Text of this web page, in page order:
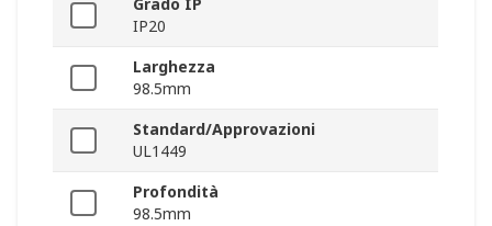
Grado IP
IP20
Larghezza
98.5mm
Standard/Approvazioni
UL1449
Profondità
98.5mm